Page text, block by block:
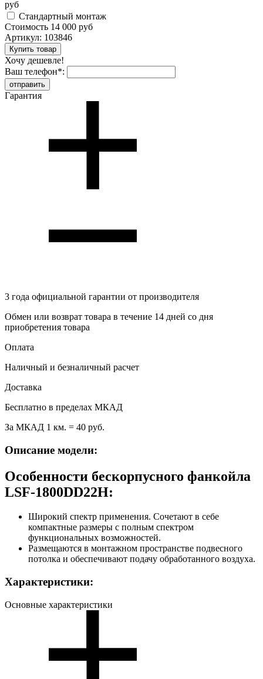
руб
Стандартный монтаж
Стоимость 14 000 руб
Артикул: 103846
Хочу дешевле!
Ваш телефон*:
Гарантия
3 года официальной гарантии от производителя
Обмен или возврат товара в течение 14 дней со дня
приобретения товара
Оплата
Наличный и безналичный расчет
Доставка
Бесплатно в пределах МКАД
За МКАД 1 км. = 40 руб.
Описание модели:
Особенности бескорпусного фанкойла
LSF-1800DD22H:
Широкий спектр применения. Сочетают в себе
компактные размеры с полным спектром
функциональных возможностей.
Размещаются в монтажном пространстве подвесного
потолка и обеспечивают подачу обработанного воздуха.
Характеристики:
Основные характеристики